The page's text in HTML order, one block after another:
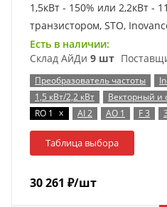
1,5кВт - 150% или 2,2кВт -
транзистором, STO,
Есть в наличии:
Склад АйДи 9 шт
Преобразователь частоты
1,5 кВт/2,2 кВт
Векторный и
RO 1 x AI 2 AO 1 F 3
Таблица выбора
30 261 ₽/шт